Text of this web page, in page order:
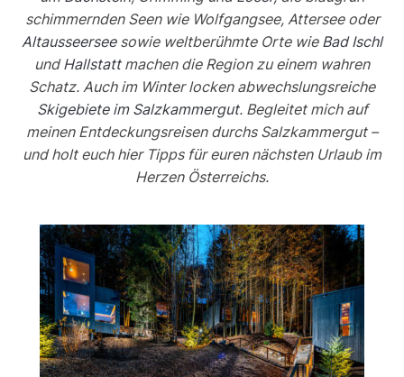
schimmernden Seen wie Wolfgangsee, Attersee oder
Altausseerseesowie weltberühmte Orte wie Bad Ischl
undHallstattmachen die Region zu einem wahren
Schatz. Auch im Winter locken abwechslungsreiche
Skigebiete im Salzkammergut. Begleitet mich auf
meinen Entdeckungsreisen durchs Salzkammergut –
und holt euch hier Tipps für euren nächsten Urlaub im
Herzen Österreichs.